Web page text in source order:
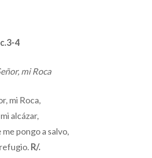
4
mi Roca
mi Roca,
alcázar,
pongo a salvo,
R/.